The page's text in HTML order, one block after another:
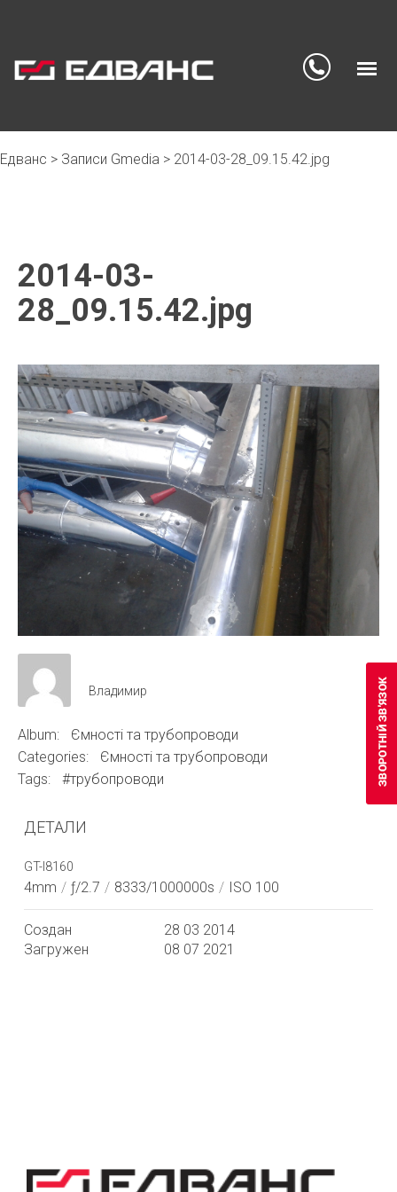
Skip
Едванс > Записи Gmedia > 2014-03-28_09.15.42.jpg
2014-03-
28_09.15.42.jpg
Владимир
Album:
Ємності та трубопроводи
Categories:
Ємності та трубопроводи
Tags:
#трубопроводи
ДЕТАЛИ
GT-I8160
4mm / ƒ/2.7 / 8333/1000000s / ISO 100
Создан
28 03 2014
Загружен
08 07 2021